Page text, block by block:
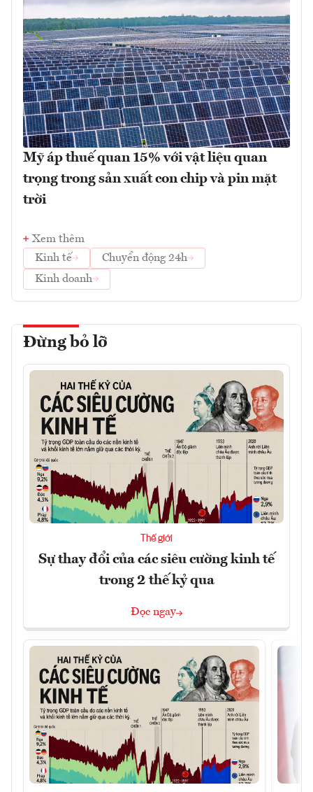
Mỹ áp thuế quan 15% với vật liệu quan
trọng trong sản xuất con chip và pin mặt
trời
Xem thêm
Kinh tế
Chuyển động 24h
Kinh doanh
Đừng bỏ lỡ
Thế giới
Sự thay đổi của các siêu cường kinh tế
trong 2 thế kỷ qua
Đọc ngay